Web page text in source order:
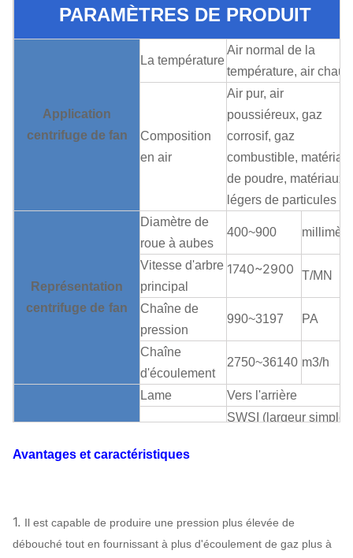
PARAMÈTRES DE PRODUIT
Application
centrifuge de fan
La température
Air normal de la
température, air chaud
Composition
en air
Air pur, air
poussiéreux, gaz
corrosif, gaz
combustible,
de poudre, matériaux
légers de particules
Représentation
centrifuge de fan
Diamètre de
roue à aubes
400~900
Vitesse d'arbre
principal
1740~2900 T/MN
Chaîne de
pression
990~3197 PA
Chaîne
d'écoulement
2750~36140 m3/h
Structure
centrifugede fan
Lame Vers l'arrière
à aubes
SWSI (largeur simple,
vitesse
Lubrification
Avantages et caractéristiques
1. Il est capable de produire une pression plus élevée de
débouché tout en fournissant à plus d'écoulement de gaz plus à